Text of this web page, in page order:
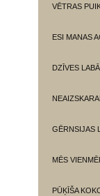
VĒTRAS
ESI MANAS
DZĪVES
GĒRNSIJAS
MĒS
PŪĶĪŠA